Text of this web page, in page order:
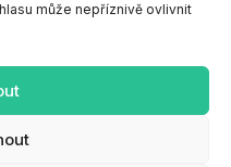
může nepříznivě ovlivnit
červenci a sprnu